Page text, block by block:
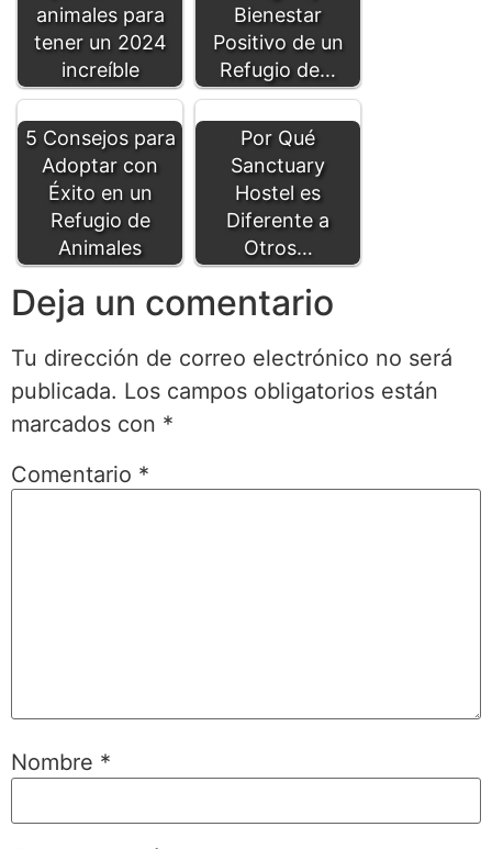
animales para
tener un 2024
increíble
Bienestar
Positivo de un
Refugio de…
5 Consejos para
Adoptar con
Éxito en un
Refugio de
Animales
Por Qué
Sanctuary
Hostel es
Diferente a
Otros…
Deja un comentario
Tu dirección de correo electrónico no será
publicada. Los campos obligatorios están
marcados con *
Comentario *
Nombre *